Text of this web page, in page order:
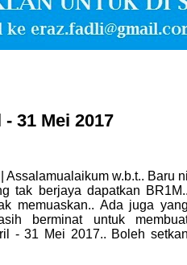
31 Mei 2017
w.b.t.. Baru ni
tak berjaya dapatkan BR1M..
memuaskan.. Ada juga yang
berminat untuk
- 31 Mei 2017.. Boleh setkan